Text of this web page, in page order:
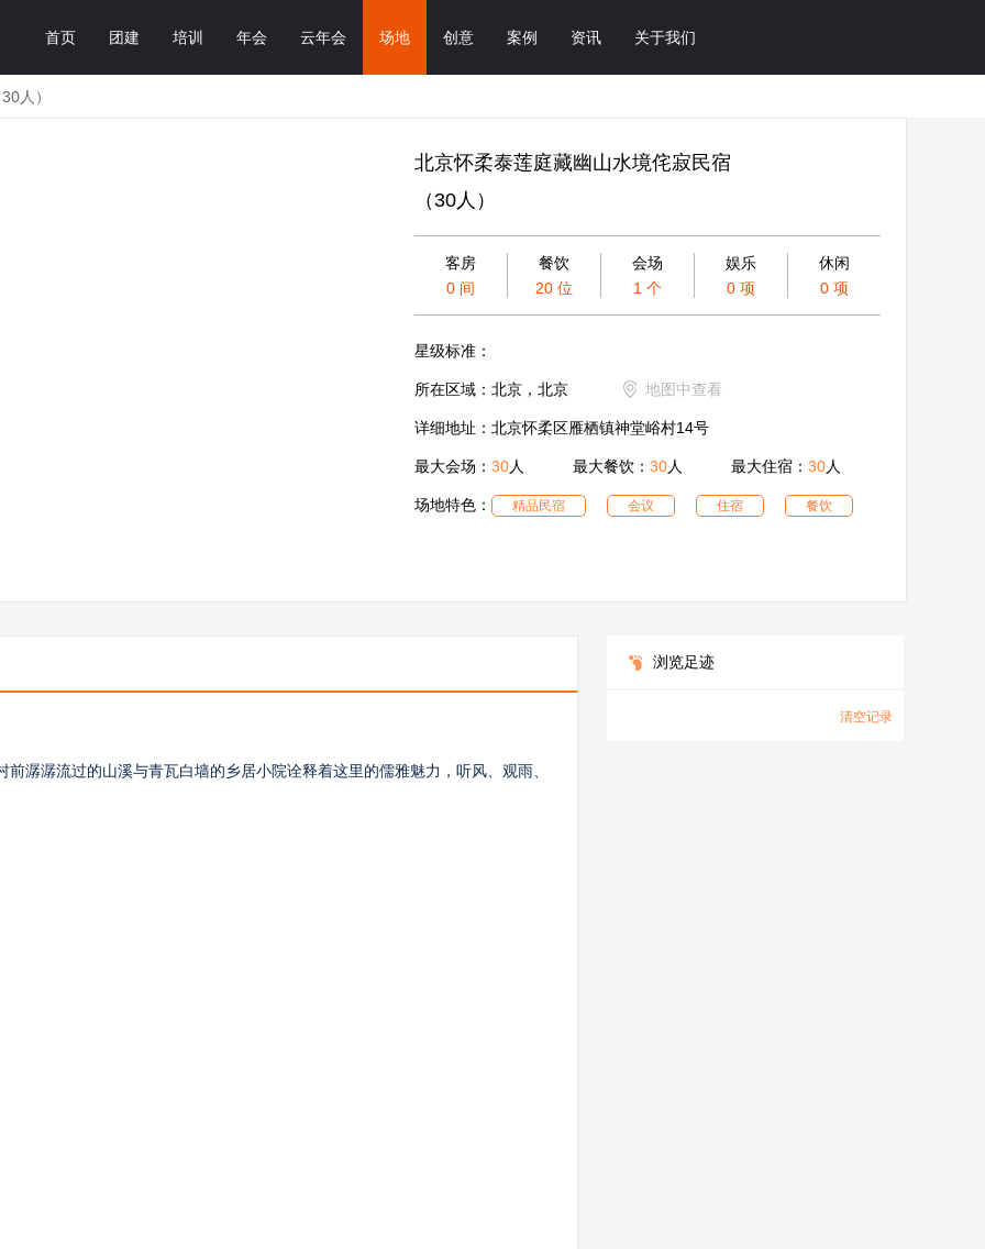
首页 团建 培训 年会 云年会 场地 创意 案例 资讯 关于我们
人）
北京怀柔泰莲庭藏幽山水境侘寂民宿
（30人）
客房
0 间
餐饮
20 位
会场
1 个
娱乐
0 项
休闲
0 项
星级标准：
所在区域： 北京，北京 地图中查看
详细地址： 北京怀柔区雁栖镇神堂峪村14号
最大会场： 30人 最大餐饮： 30人 最大住宿： 30人
场地特色： 精品民宿 会议 住宿 餐饮
潺潺流过的山溪与青瓦白墙的乡居小院诠释着这里的儒雅魅力，听风、观雨、
浏览足迹
清空记录